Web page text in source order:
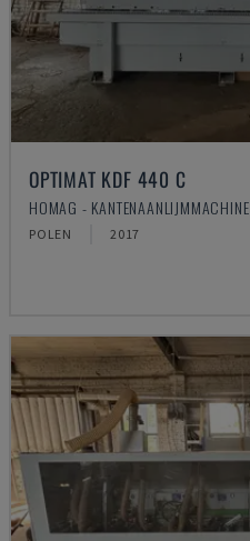
OPTIMAT KDF 440 C
HOMAG - KANTENAANLIJMMACHINE
POLEN 2017